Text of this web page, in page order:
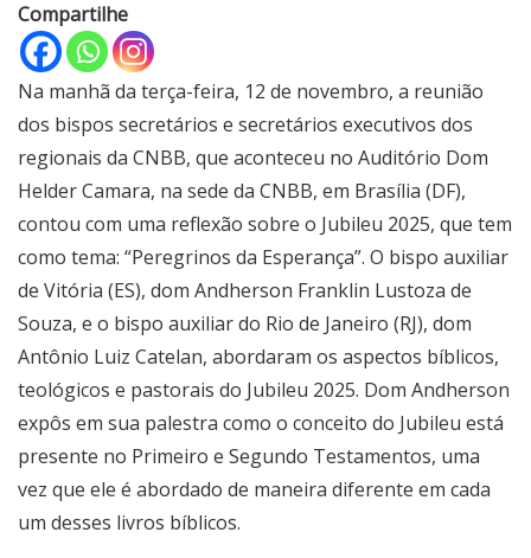
Compartilhe
Na manhã da terça-feira, 12 de novembro, a reunião
dos bispos secretários e secretários executivos dos
regionais da CNBB, que aconteceu no Auditório Dom
Helder Camara, na sede da CNBB, em Brasília (DF),
contou com uma reflexão sobre o Jubileu 2025, que tem
como tema: “Peregrinos da Esperança”. O bispo auxiliar
de Vitória (ES), dom Andherson Franklin Lustoza de
Souza, e o bispo auxiliar do Rio de Janeiro (RJ), dom
Antônio Luiz Catelan, abordaram os aspectos bíblicos,
teológicos e pastorais do Jubileu 2025. Dom Andherson
expôs em sua palestra como o conceito do Jubileu está
presente no Primeiro e Segundo Testamentos, uma
vez que ele é abordado de maneira diferente em cada
um desses livros bíblicos.